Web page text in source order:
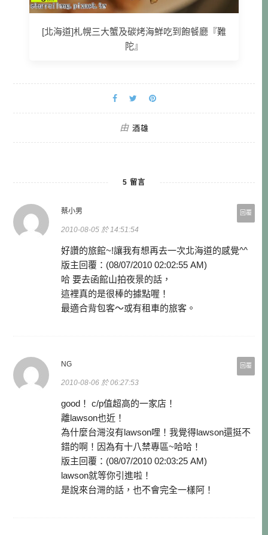
[北海道]札幌三大蟹及碳烤海鮮吃到飽餐廳『難
陀』
由 酒雄
5 留言
回覆
蔡小男
2010-08-05 於 14:51:54
好讚的旅館~!讓我有想再去一次北海道的感覺^^
版主回覆：(08/07/2010 02:02:55 AM)
哈 要去函館山拍夜景的話，
這裡真的是很棒的據點喔！
最適合背包客～或有租車的旅客。
回覆
NG
2010-08-06 於 06:27:53
good！ c/p值超高的一家店！
離lawson也近！
為什麼台灣沒有lawson哩！我覺得lawson還挺不
錯的啊！因為有十八禁專區~哈哈！
版主回覆：(08/07/2010 02:03:25 AM)
lawson就等你引進啦！
是說來台灣的話，也不會完全一樣阿！